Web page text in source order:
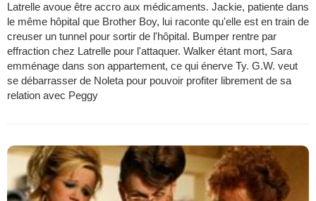
Latrelle avoue être accro aux médicaments. Jackie, patiente dans
le même hôpital que Brother Boy, lui raconte qu'elle est en train de
creuser un tunnel pour sortir de l'hôpital. Bumper rentre par
effraction chez Latrelle pour l'attaquer. Walker étant mort, Sara
emménage dans son appartement, ce qui énerve Ty. G.W. veut
se débarrasser de Noleta pour pouvoir profiter librement de sa
relation avec Peggy